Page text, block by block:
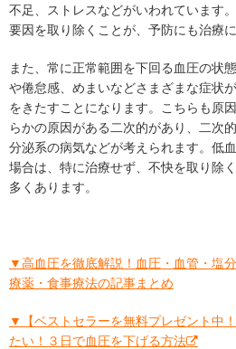
不足、ストレスなどがいわれています
要因を取り除くことが、予防にも治療
また、常に正常範囲を下回る血圧の状
や倦怠感、めまいなどさまざまな症状
をきたすことになります。こちらも原
らかの原因がある二次的があり、二次
分泌系の病気などが考えられます。低
場合は、特に治療せず、不快を取り除
多くあります。
▼高血圧を徹底解説！血圧・血管・塩
療薬・食事療法の記事まとめ
▼【ベストセラーを無料プレゼント中
たい！３日で血圧を下げる方法